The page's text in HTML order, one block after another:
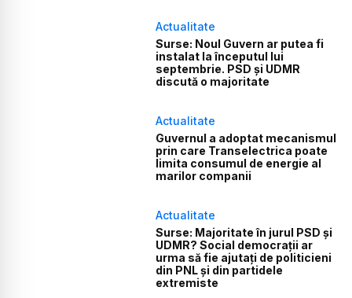
Actualitate
Surse: Noul Guvern ar putea fi
instalat la începutul lui
septembrie. PSD și UDMR
discută o majoritate
Actualitate
Guvernul a adoptat mecanismul
prin care Transelectrica poate
limita consumul de energie al
marilor companii
Actualitate
Surse: Majoritate în jurul PSD și
UDMR? Social democrații ar
urma să fie ajutați de politicieni
din PNL și din partidele
extremiste